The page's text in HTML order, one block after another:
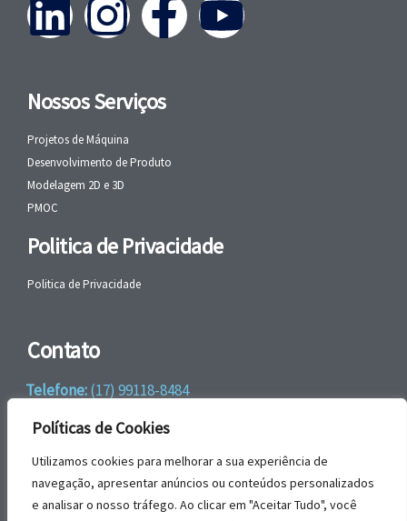
Políticas de Cookies
Utilizamos cookies para melhorar a sua experiência de
navegação, apresentar anúncios ou conteúdos personalizados
e analisar o nosso tráfego. Ao clicar em "Aceitar Tudo", você
Nossos Serviços
Projetos de Máquina
Desenvolvimento de Produto
Modelagem 2D e 3D
PMOC
Politica de Privacidade
Politica de Privacidade
Contato
Telefone:(17) 99118-8484
WhatsApp:+55 (17) 99118-8484
email:faleconosco@gbrengenharia.com
Rua Jatai, nº 81